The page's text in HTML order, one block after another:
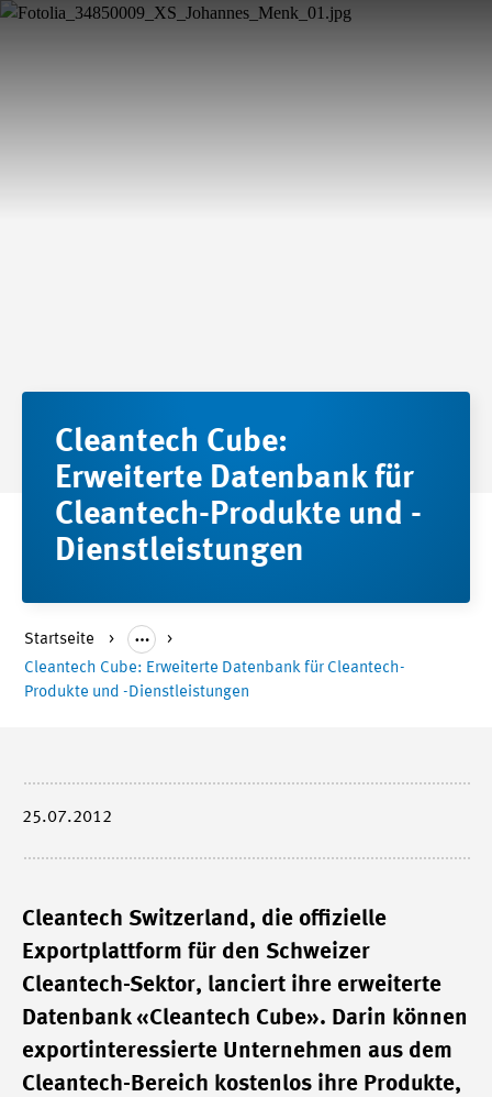
Cleantech Cube:
Erweiterte Datenbank für
Cleantech-Produkte und -
Dienstleistungen
Startseite
Cleantech Cube: Erweiterte Datenbank für Cleantech-
Produkte und -Dienstleistungen
25.07.2012
Cleantech Switzerland, die offizielle
Exportplattform für den Schweizer
Cleantech-Sektor, lanciert ihre erweiterte
Datenbank «Cleantech Cube». Darin können
exportinteressierte Unternehmen aus dem
Cleantech-Bereich kostenlos ihre Produkte,